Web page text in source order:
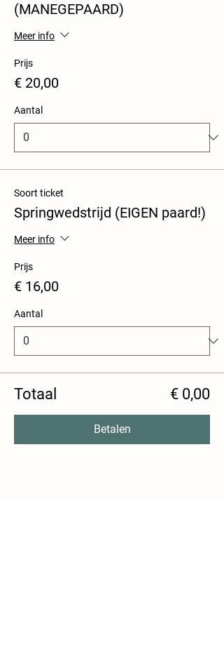
(MANEGEPAARD)
Meer info
Prijs
€ 20,00
Aantal
Soort ticket
Springwedstrijd (EIGEN paard!)
Meer info
Prijs
€ 16,00
Aantal
Totaal € 0,00
Betalen